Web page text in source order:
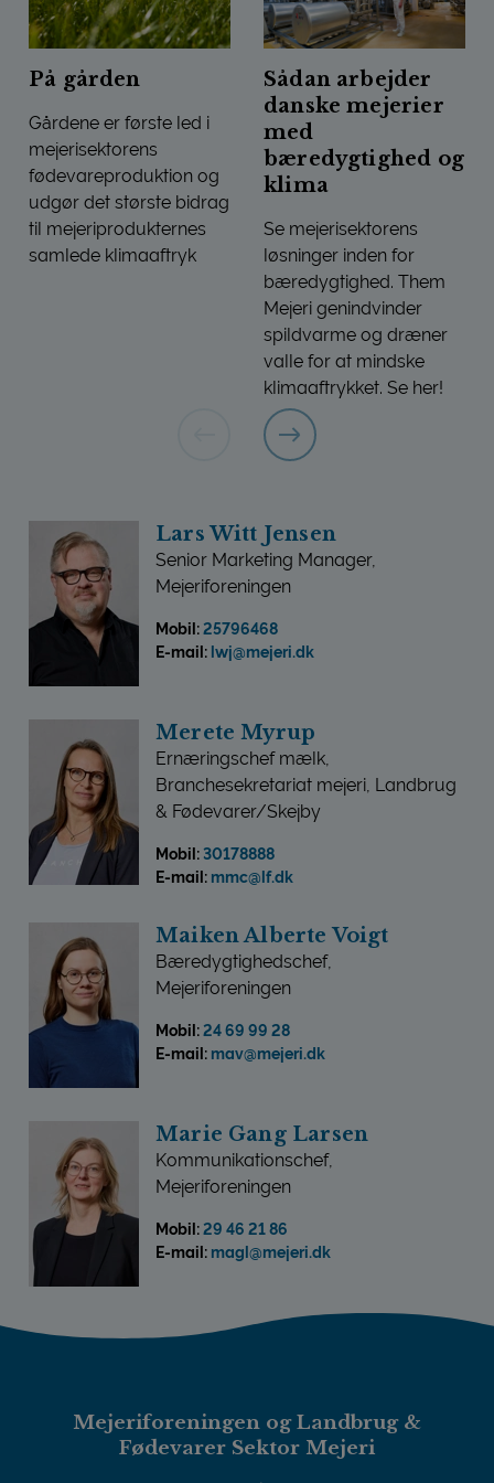
På gården
Gårdene er første led i
mejerisektorens
fødevareproduktion og
udgør det største bidrag
til mejeriprodukternes
samlede klimaaftryk
Sådan arbejder
danske mejerier
med
bæredygtighed og
klima
Se mejerisektorens
løsninger inden for
bæredygtighed. Them
Mejeri genindvinder
spildvarme og dræner
valle for at mindske
klimaaftrykket. Se her!
Sådan arbejder danske
Lars Witt Jensen
Senior Marketing Manager,
Mejeriforeningen
Mobil:25796468
E-mail: lwj@mejeri.dk
Merete Myrup
Ernæringschef mælk,
Branchesekretariat mejeri, Landbrug
& Fødevarer/Skejby
Mobil:30178888
E-mail: mmc@lf.dk
Maiken Alberte Voigt
Bæredygtighedschef,
Mejeriforeningen
Mobil:24 69 99 28
E-mail: mav@mejeri.dk
Marie Gang Larsen
Kommunikationschef,
Mejeriforeningen
Mobil:29 46 21 86
E-mail: magl@mejeri.dk
Mejeriforeningen og Landbrug &
Fødevarer Sektor Mejeri